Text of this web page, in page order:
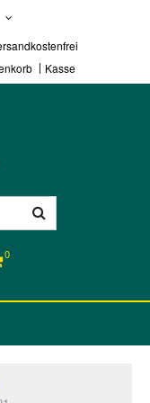
Kasse
0